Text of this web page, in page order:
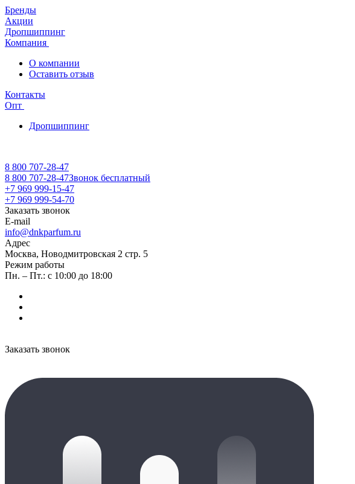
Бренды
Акции
Дропшиппинг
Компания
О компании
Оставить отзыв
Контакты
Опт
Дропшиппинг
8 800 707-28-47
8 800 707-28-47Звонок бесплатный
+7 969 999-15-47
+7 969 999-54-70
Заказать звонок
E-mail
info@dnkparfum.ru
Адрес
Москва, Новодмитровская 2 стр. 5
Режим работы
Пн. – Пт.: с 10:00 до 18:00
Заказать звонок